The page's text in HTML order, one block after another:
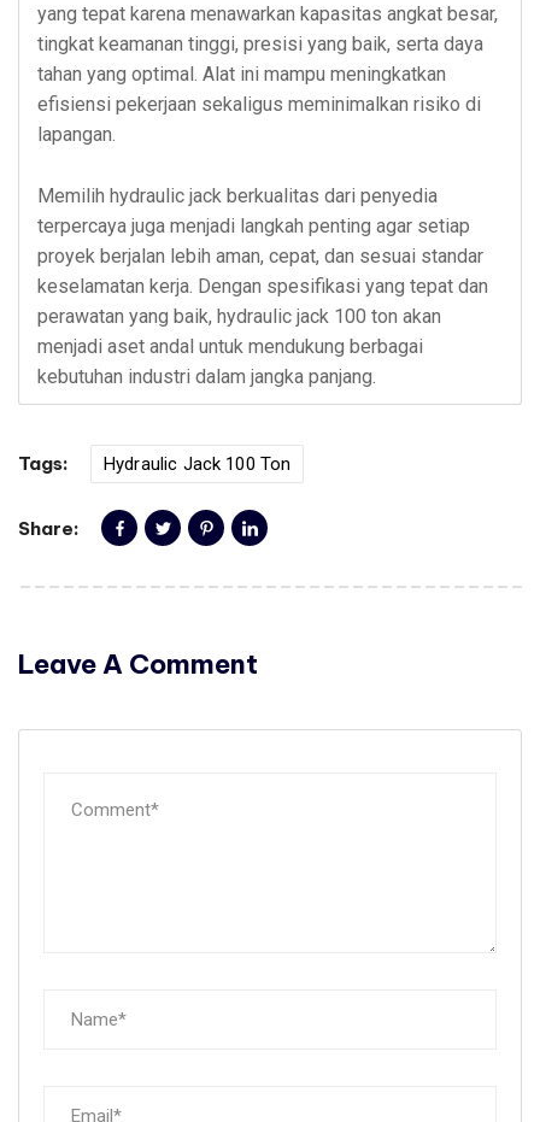
yang tepat karena menawarkan kapasitas angkat besar,
tingkat keamanan tinggi, presisi yang baik, serta daya
tahan yang optimal. Alat ini mampu meningkatkan
efisiensi pekerjaan sekaligus meminimalkan risiko di
lapangan.
Memilih hydraulic jack berkualitas dari penyedia
terpercaya juga menjadi langkah penting agar setiap
proyek berjalan lebih aman, cepat, dan sesuai standar
keselamatan kerja. Dengan spesifikasi yang tepat dan
perawatan yang baik, hydraulic jack 100 ton akan
menjadi aset andal untuk mendukung berbagai
kebutuhan industri dalam jangka panjang.
Tags: Hydraulic Jack 100 Ton
Share:
Leave A Comment